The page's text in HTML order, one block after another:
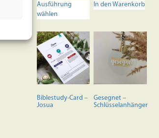
Ausführung
wählen
Produkt
Varianten
auf.
Die
Optionen
können
auf
der
Produktseite
In den Warenkorb
Biblestudy-Card –
Josua
Gesegnet –
Schlüsselanhänger